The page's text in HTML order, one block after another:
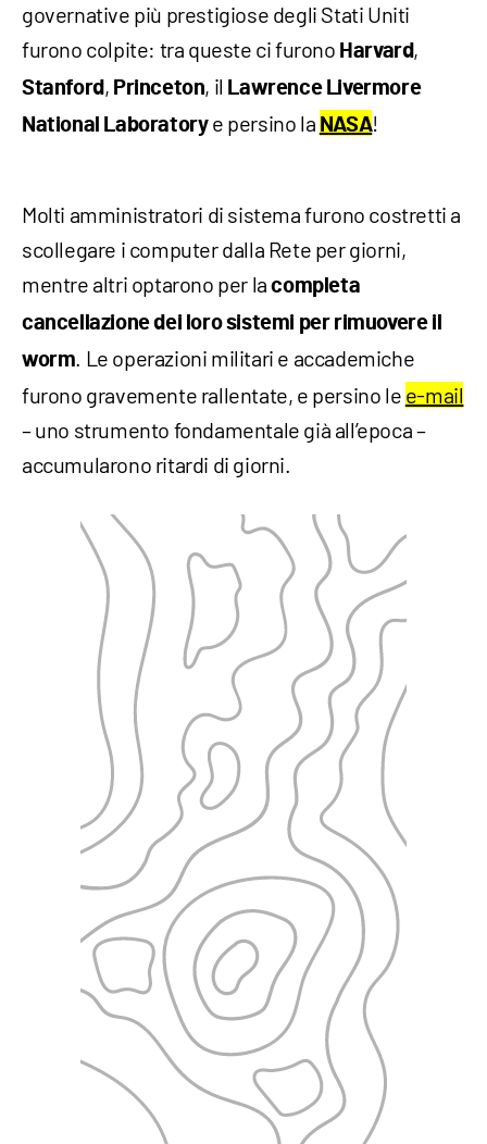
governative più prestigiose degli Stati Uniti
furono colpite: tra queste ci furono Harvard,
Stanford, Princeton, il Lawrence Livermore
National Laboratorye persino la NASA!
Molti amministratori di sistema furono costretti a
scollegare i computer dalla Rete per giorni,
mentre altri optarono per lacompleta
cancellazione dei loro sistemi per rimuovere il
worm. Le operazioni militari e accademiche
furono gravemente rallentate, e persino le e-mail
– uno strumento fondamentale già all’epoca –
accumularono ritardi di giorni.